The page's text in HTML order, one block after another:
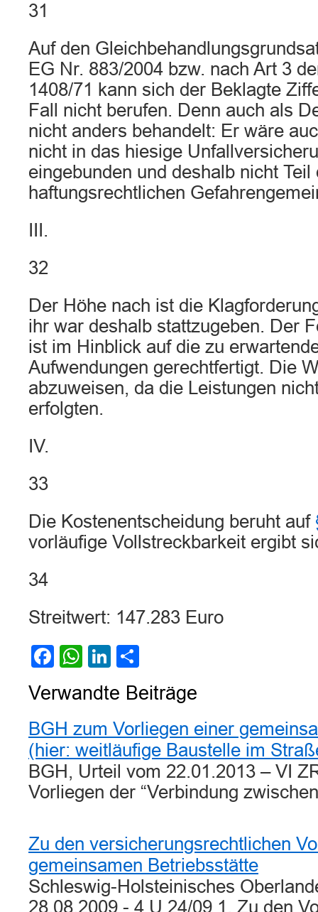
31
Auf den
EG Nr. 883/2004 bzw. nach Art 3
1408/71 kann sich der Beklagte
Fall nicht berufen. Denn auch als
nicht anders behandelt: Er wäre
nicht in das hiesige
eingebunden und deshalb nicht Teil
haftungsrechtlichen
III.
32
Der Höhe nach ist die
ihr war deshalb stattzugeben. Der
ist im Hinblick auf die zu
Aufwendungen gerechtfertigt. Die
abzuweisen, da die Leistungen
erfolgten.
IV.
33
Die Kostenentscheidung beruht auf
vorläufige Vollstreckbarkeit ergibt
34
Streitwert: 147.283 Euro
Facebook
WhatsApp
LinkedIn
Verwandte Beiträge
BGH zum Vorliegen einer
(hier: weitläufige Baustelle im
BGH, Urteil vom 22.01.2013 – VI
Vorliegen der “Verbindung
Zu den versicherungsrechtlichen
gemeinsamen Betriebsstätte
Schleswig-Holsteinisches
28.08.2009 - 4 U 24/09 1. Zu den